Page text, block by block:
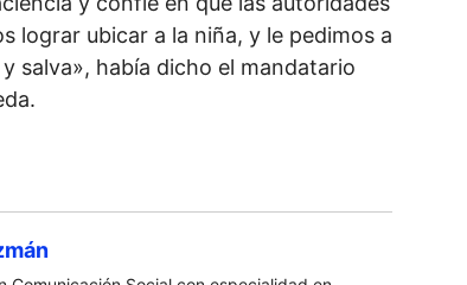
lograr ubicar a la niña, y le pedimos a
salva», había dicho el mandatario